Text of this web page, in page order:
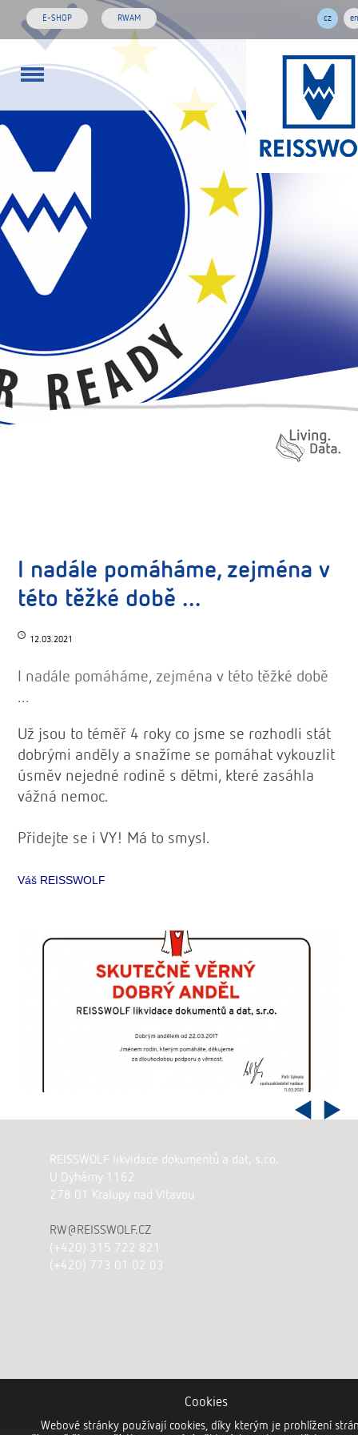
E-SHOP RWAM cz en
I nadále pomáháme, zejména v
této těžké době ...
12.03.2021
I nadále pomáháme, zejména v této těžké době
...
Už jsou to téměř 4 roky co jsme se rozhodli stát
dobrými anděly a snažíme se pomáhat vykouzlit
úsměv nejedné rodině s dětmi, které zasáhla
vážná nemoc.
Přidejte se i VY! Má to smysl.
Váš REISSWOLF
REISSWOLF likvidace dokumentů a dat, s.r.o.
U Dýhárny 1162
278 01 Kralupy nad Vltavou
RW@REISSWOLF.CZ
(+420) 315 722 821
(+420) 773 01 02 03
Cookies
Webové stránky používají cookies, díky kterým je prohlížení